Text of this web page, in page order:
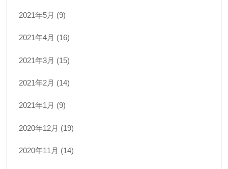
2021年5月 (9)
2021年4月 (16)
2021年3月 (15)
2021年2月 (14)
2021年1月 (9)
2020年12月 (19)
2020年11月 (14)